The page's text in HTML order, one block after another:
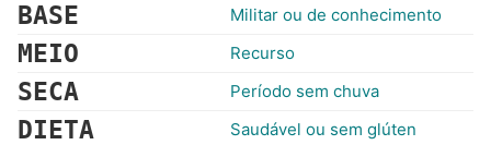
BASE Militar ou de conhecimento
MEIO Recurso
SECA Período sem chuva
DIETA Saudável ou sem glúten